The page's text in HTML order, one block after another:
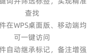
查找
在WPS桌面版、移动端均
可一键访问
自动继承标记，备注增强